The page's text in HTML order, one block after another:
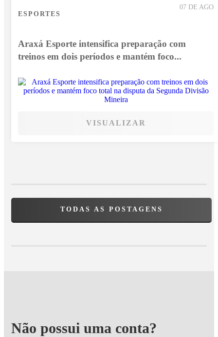
07 DE AGO
ESPORTES
Araxá Esporte intensifica preparação com
treinos em dois períodos e mantém foco...
VISUALIZAR
TODAS AS POSTAGENS
Não possui uma conta?